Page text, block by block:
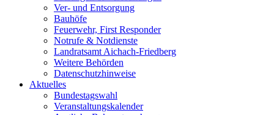
Ver- und Entsorgung
Bauhöfe
Feuerwehr, First Responder
Notrufe & Notdienste
Landratsamt Aichach-Friedberg
Weitere Behörden
Datenschutzhinweise
Aktuelles
Bundestagswahl
Veranstaltungskalender